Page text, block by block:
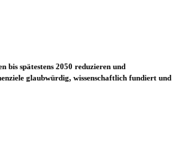
bis spätestens 2050 reduzieren und
glaubwürdig, wissenschaftlich fundiert und